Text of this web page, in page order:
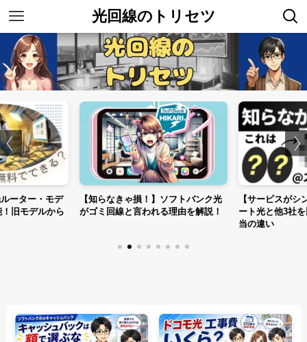
光回線のトリセツ
ーター・モデ
旧モデルから
【知らなきゃ損！】ソフトバンク光
がゴミ回線と言われる理由を解説！
【サービスがシ
ート光と他3社
当の違い